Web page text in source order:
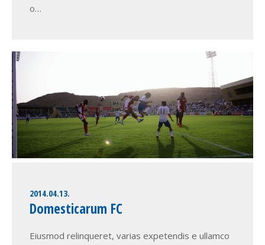
o…
2014.04.13.
Domesticarum FC
Eiusmod relinqueret, varias expetendis e ullamco